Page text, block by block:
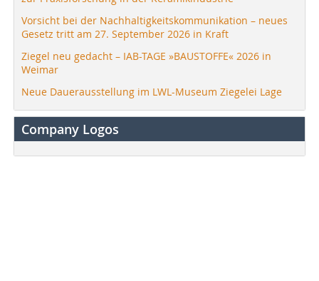
Vorsicht bei der Nachhaltigkeitskommunikation – neues
Gesetz tritt am 27. September 2026 in Kraft
Ziegel neu gedacht – IAB-TAGE »BAUSTOFFE« 2026 in
Weimar
Neue Dauerausstellung im LWL-Museum Ziegelei Lage
Company Logos